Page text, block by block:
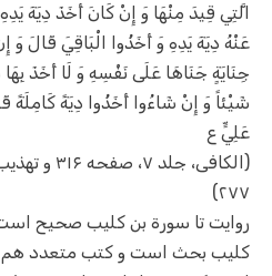
الَّتِي قِيدَ مِنْهَا وَ إِنْ كَانَ أَخَذَ دِيَةَ
عَنْهُ دِيَةَ يَدِهِ وَ أَخَذُوا الْبَاقِيَ قَالَ
جِنَايَةٍ‌ جَنَاهَا عَلَى نَفْسِهِ وَ لَا أَخَذَ بِهَا
شَيْئاً وَ إِنْ شَاءُوا أَخَذُوا دِيَةً
عَلِيٍّ ع‌
۲۷۷)
روایت تا سورة بن کلیب صحیح
کلیب بحث است و کتب متعدد